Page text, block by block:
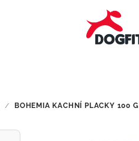
/ BOHEMIA KACHNÍ PLACKY 100 G